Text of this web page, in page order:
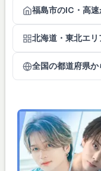
福島市のIC・高
北海道・東北エ
全国の都道府県